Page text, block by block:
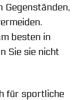
Gegenständen,
besten in
Sie sie nicht
für sportliche